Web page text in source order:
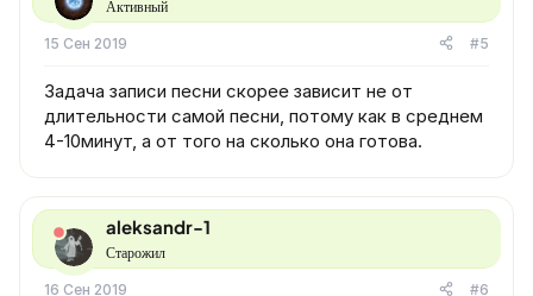
Активный
15 Сен 2019 #5
Задача записи песни скорее зависит не от
длительности самой песни, потому как в среднем
4-10минут, а от того на сколько она готова.
aleksandr-1
Старожил
16 Сен 2019 #6